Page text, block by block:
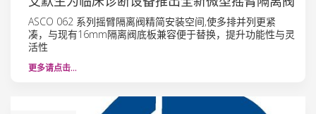
ASCO 062 系列摇臂隔离阀精简安装空间,使多排并列更紧
凑，与现有16mm隔离阀底板兼容便于替换，提升功能性与灵
活性
更多请点击…